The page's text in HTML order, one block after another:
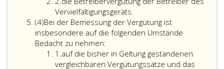
hat
der
Anspruch
auf
2
Vervielfältigungsgeräts.
(4)Absatz
4
Bei der Bemessung der Vergütung ist
insbesondere auf die folgenden Umstände
Bedacht zu nehmen:
1.Ziffer
eins
auf die bisher in Geltung gestandenen
vergleichbaren Vergütungssätze und das